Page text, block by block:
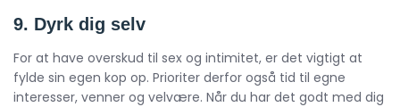
9. Dyrk dig selv
For at have overskud til sex og intimitet, er det vigtigt at
fylde sin egen kop op. Prioriter derfor også tid til egne
interesser, venner og velvære. Når du har det godt med dig